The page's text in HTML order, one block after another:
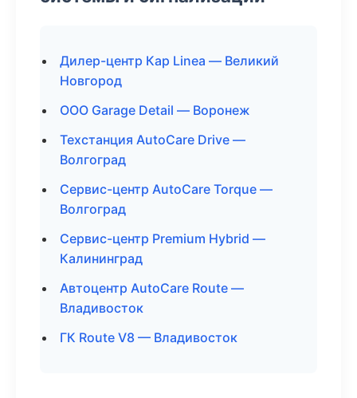
Дилер-центр Кар Linea — Великий
Новгород
ООО Garage Detail — Воронеж
Техстанция AutoCare Drive —
Волгоград
Сервис-центр AutoCare Torque —
Волгоград
Сервис-центр Premium Hybrid —
Калининград
Автоцентр AutoCare Route —
Владивосток
ГК Route V8 — Владивосток